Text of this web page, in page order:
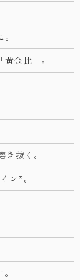
金比」。
抜く。
ン”。